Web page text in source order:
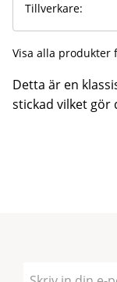
Tillverkare
Visa alla produkter
Detta är en
stickad vilket gör